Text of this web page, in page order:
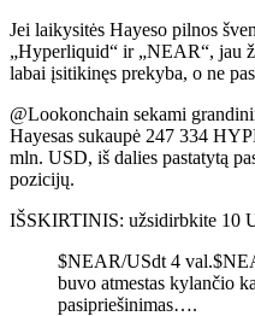
Jei laikysitės Hayeso pilnos
„Hyperliquid“ ir „NEAR“, jau
labai įsitikinęs prekyba, o ne
@Lookonchain sekami
Hayesas sukaupė 247 334
mln. USD, iš dalies pastatytą
pozicijų.
IŠSKIRTINIS: užsidirbkite 10
$NEAR/USdt 4
buvo atmestas kylančio
pasipriešinimas….